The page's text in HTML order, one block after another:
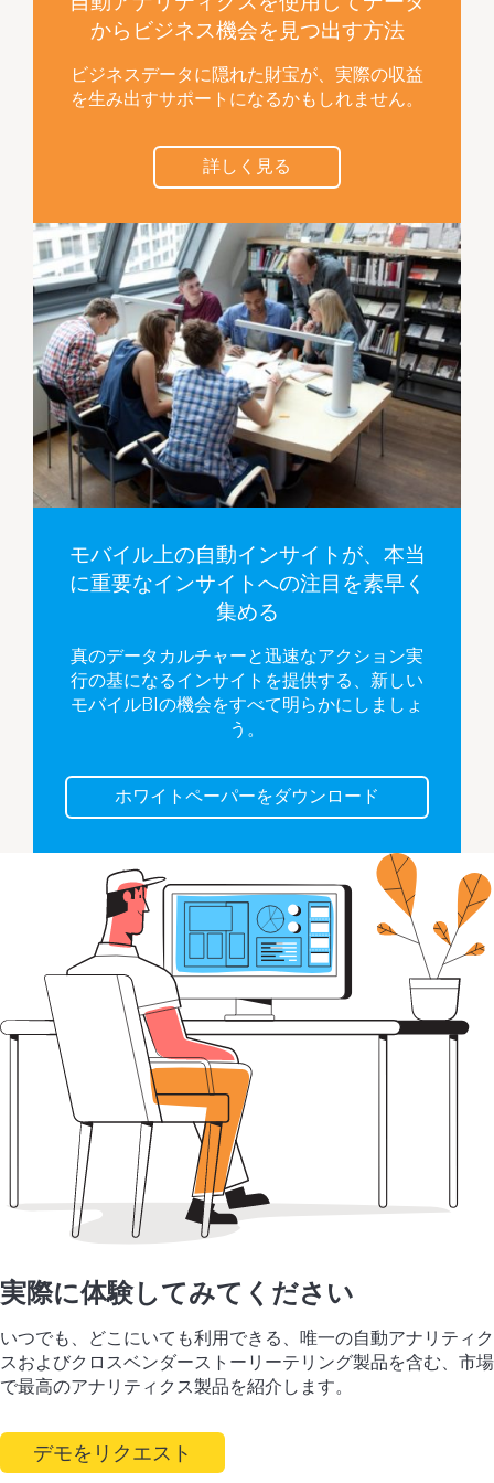
からビジネス機会を見つ出す方法
ビジネスデータに隠れた財宝が、実際の収益
を生み出すサポートになるかもしれません。
詳しく見る
モバイル上の自動インサイトが、本当
に重要なインサイトへの注目を素早く
集める
真のデータカルチャーと迅速なアクション実
行の基になるインサイトを提供する、新しい
モバイルBIの機会をすべて明らかにしましょ
う。
ホワイトペーパーをダウンロード
実際に体験してみてください
いつでも、どこにいても利用できる、唯一の自動アナリティク
スおよびクロスベンダーストーリーテリング製品を含む、市場
で最高のアナリティクス製品を紹介します。
デモをリクエスト